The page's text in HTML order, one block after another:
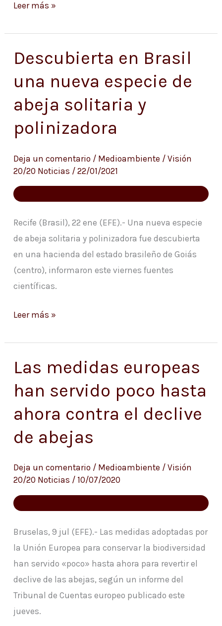
Leer más »
Descubierta en Brasil
una nueva especie de
abeja solitaria y
polinizadora
Deja un comentario / Medioambiente / Visión
20/20 Noticias / 22/01/2021
Recife (Brasil), 22 ene (EFE).- Una nueva especie
de abeja solitaria y polinizadora fue descubierta
en una hacienda del estado brasileño de Goiás
(centro), informaron este viernes fuentes
científicas.
Descubierta
Brasil
una
especie
abeja
y
Leer más »
Las medidas europeas
han servido poco hasta
ahora contra el declive
de abejas
Deja un comentario / Medioambiente / Visión
20/20 Noticias / 10/07/2020
Bruselas, 9 jul (EFE).- Las medidas adoptadas por
la Unión Europea para conservar la biodiversidad
han servido «poco» hasta ahora para revertir el
declive de las abejas, según un informe del
Tribunal de Cuentas europeo publicado este
jueves.
Las
europeas
han
poco
ahora
el
de
abejas